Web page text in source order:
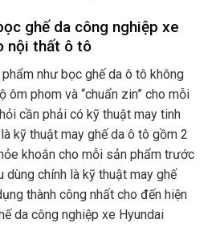
ghế da công nghiệp xe
nội thất ô tô
như bọc ghế da ô tô không
ôm phom và “chuẩn zin” cho mỗi
cần phải có kỹ thuật may tinh
kỹ thuật may ghế da ô tô gồm 2
khoắn cho mỗi sản phẩm trước
chính là kỹ thuật may ghế
thành công nhất cho đến hiện
da công nghiệp xe Hyundai